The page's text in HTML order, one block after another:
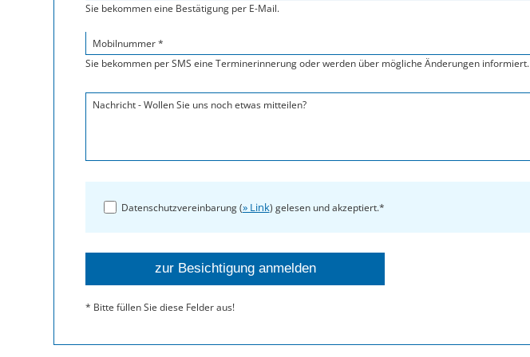
Sie bekommen eine Bestätigung per E-Mail.
Mobilnummer *
Sie bekommen per SMS eine Terminerinnerung oder werden über mögliche Änderungen informiert.
Nachricht - Wollen Sie uns noch etwas mitteilen?
Datenschutzvereinbarung (» Link) gelesen und akzeptiert.*
* Bitte füllen Sie diese Felder aus!